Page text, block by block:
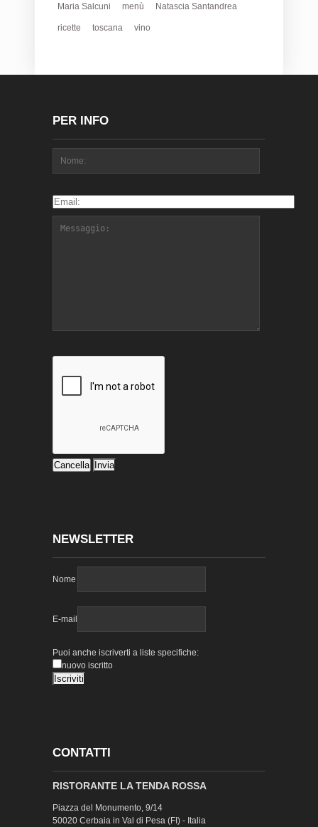
Maria Salcuni menù Natascia Santandrea
ricette toscana vino
PER INFO
NEWSLETTER
Nome
E-mail
Puoi anche iscriverti a liste specifiche:
nuovo iscritto
CONTATTI
RISTORANTE LA TENDA ROSSA
Piazza del Monumento, 9/14
50020 Cerbaia in Val di Pesa (FI) - Italia